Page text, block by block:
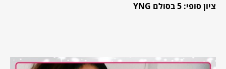
ציון סופי: 5 בסולם YNG